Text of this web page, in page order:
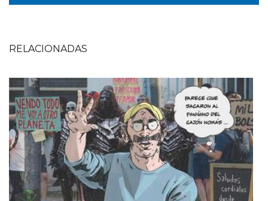
RELACIONADAS
Imagen